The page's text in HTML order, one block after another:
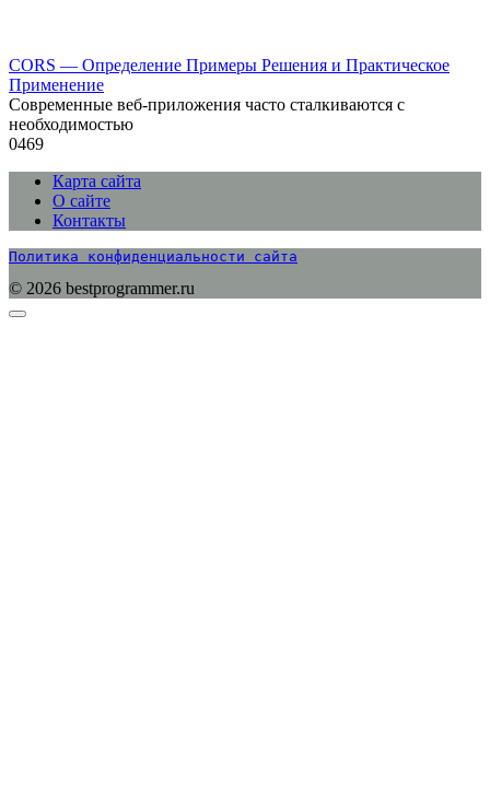
CORS — Определение Примеры Решения и Практическое
Применение
Современные веб-приложения часто сталкиваются с
необходимостью
0469
Карта сайта
О сайте
Контакты
Политика конфиденциальности сайта
© 2026 bestprogrammer.ru